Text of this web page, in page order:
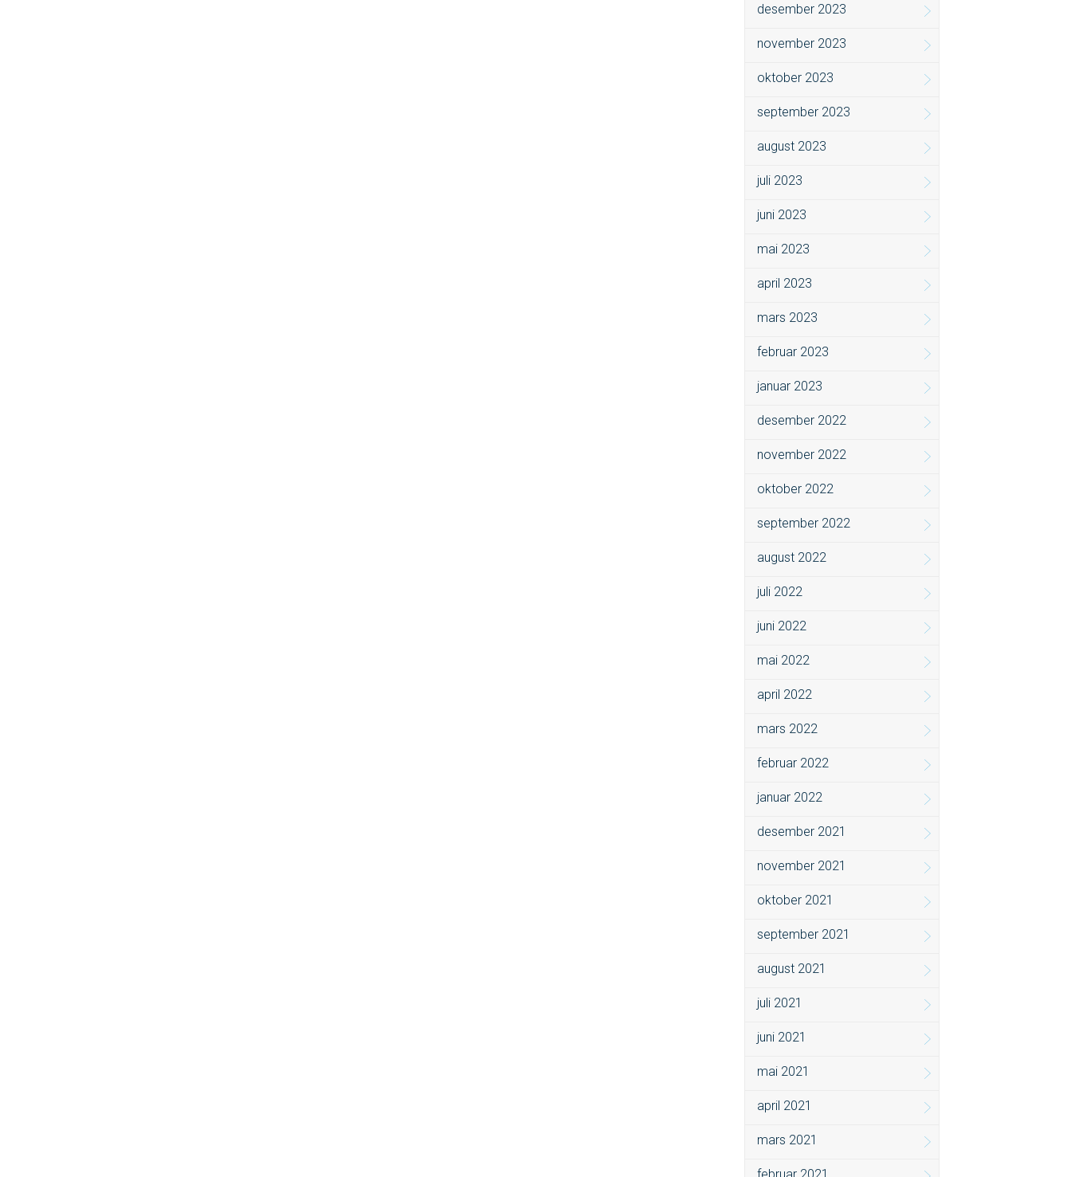
desember 2023
november 2023
oktober 2023
september 2023
august 2023
juli 2023
juni 2023
mai 2023
april 2023
mars 2023
februar 2023
januar 2023
desember 2022
november 2022
oktober 2022
september 2022
august 2022
juli 2022
juni 2022
mai 2022
april 2022
mars 2022
februar 2022
januar 2022
desember 2021
november 2021
oktober 2021
september 2021
august 2021
juli 2021
juni 2021
mai 2021
april 2021
mars 2021